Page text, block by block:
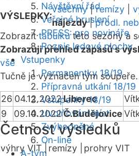
Návštěvní řád
Veřejné bruslení
PRESS: pro novináře
Rozpis ledové plochy
Vstupenky
Permanentky 18/19
Přípravná utkání 18/19
Vstupenky 18/19
Uvolňování míst
Zvýhodněné
On-line
A-tým
VÝSLEDKY:
všechny|remízy
nájezdy|prodl.
Zobrazittabulkutéto sezóny a
Zobrazuji přehled zápasů s
vše
Tučně je vyznačen tým soupeře.
26 04.12.2022Liberec
9
09.10.2022Č.Budějovice
Četnost výsledků
výhry VIT | remízy |
prohry VIT